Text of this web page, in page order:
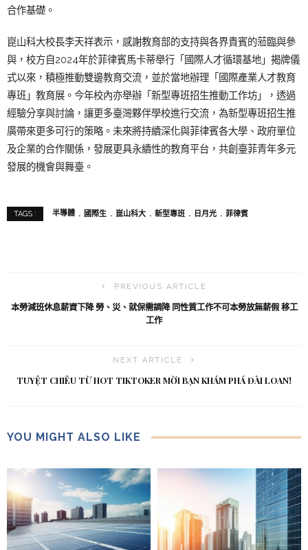
合作基礎。
崑山科大校長李天祥表示， 感謝教育部的支持與各界貴賓的蒞臨與參
與，校方自2024年於菲律賓馬卡蒂舉行「國際人才循環基地」揭牌儀
式以來， 積極推動雙邊教育交流，並於當地辦理「國際產業人才教育
專班」 教育展。今年校內亦舉辦「新型專班招生推動工作坊」， 透過
經驗分享與討論，讓更多臺灣夥伴學校進行交流， 為新型專班招生推
廣帶來更多可行的策略。 未來將持續深化與菲律賓各大學、政府單位
及企業的合作關係， 發展更具永續性的教育平台，共創臺菲青年多元
發展的機會與舞臺。
TAGS : 半導體 國際生 崑山科大 新型專班 日月光 菲律賓
PREVIOUS ARTICLE
本勞減班休息薪資下降 勞、災、就保需調降 同性質工作不可本勞放無薪假 移工
工作
NEXT ARTICLE
TUYỆT CHIÊU TỪ HOT TIKTOKER MỜI BẠN KHÁM PHÁ ĐÀI LOAN!
YOU MIGHT ALSO LIKE